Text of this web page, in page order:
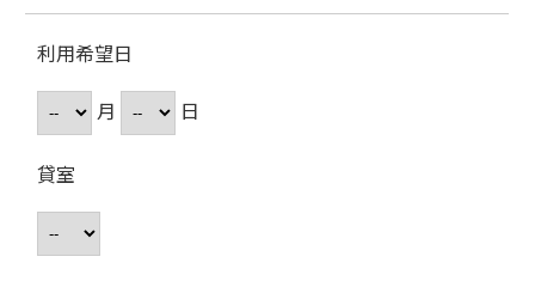
利用希望日
月
日
貸室